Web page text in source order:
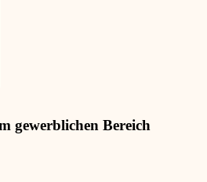
gewerblichen Bereich